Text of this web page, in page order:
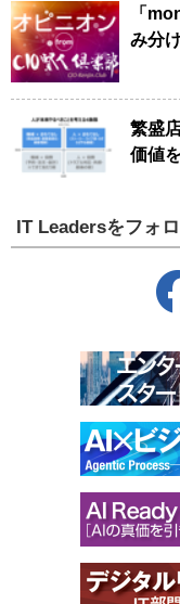
「
み分
繁盛
価値
IT Leadersをフォ